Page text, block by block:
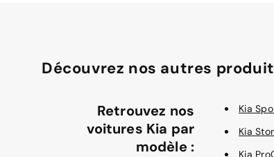
Découvrez nos autres
Retrouvez nos
voitures Kia par
modèle :
Kia
Kia
Kia